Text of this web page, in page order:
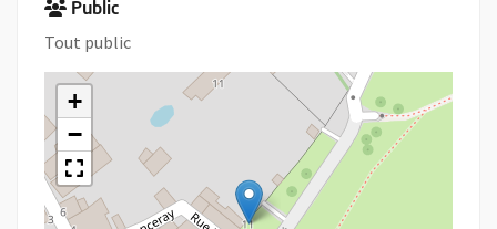
Public
Tout public
+
−